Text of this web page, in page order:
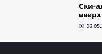
Ски-